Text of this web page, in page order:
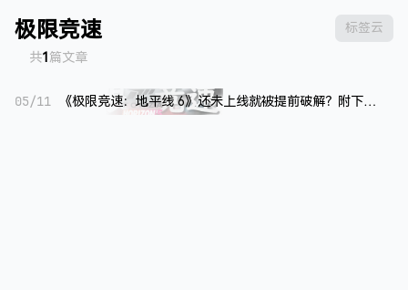
标签云
极限竞速
共1 篇文章
05/11 《极限竞速：地平线 6》还未上线就被提前破解？附下载地址